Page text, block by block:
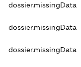
dossier.missingData
dossier.missingData
dossier.missingData